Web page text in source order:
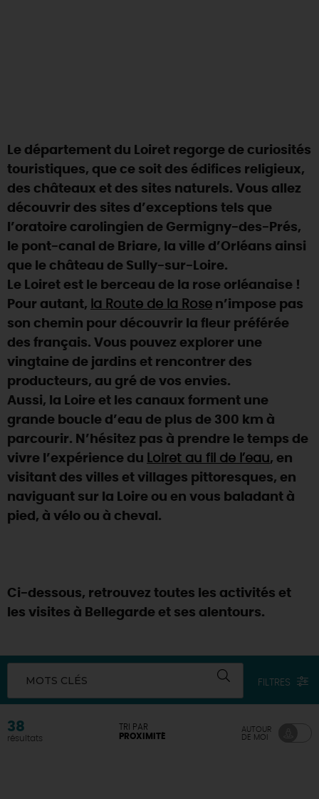
Le département du Loiret regorge de curiosités
touristiques, que ce soit des édifices religieux,
des châteaux et des sites naturels. Vous allez
découvrir des sites d’exceptions tels que
l’oratoire carolingien de Germigny-des-Prés,
le pont-canal de Briare, la ville d’Orléans ainsi
que le château de Sully-sur-Loire.
Le Loiret est le berceau de la rose orléanaise !
Pour autant, la Route de la Rose n’impose pas
son chemin pour découvrir la fleur préférée
des français. Vous pouvez explorer une
vingtaine de jardins et rencontrer des
producteurs, au gré de vos envies.
Aussi, la Loire et les canaux forment une
grande boucle d’eau de plus de 300 km à
parcourir. N’hésitez pas à prendre le temps de
vivre l’expérience du Loiret au fil de l’eau, en
visitant des villes et villages pittoresques, en
naviguant sur la Loire ou en vous baladant à
pied, à vélo ou à cheval.
Ci-dessous, retrouvez toutes les activités et
les visites à Bellegarde et ses alentours.
MOTS CLÉS FILTRES
38
résultats
TRI PAR
PROXIMITÉ
AUTOUR
DE MOI